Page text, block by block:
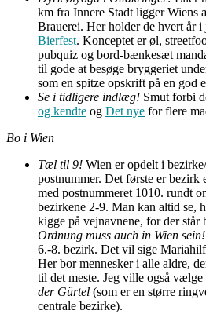
km fra Innere Stadt ligger Wiens
Brauerei. Her holder de hvert år i
Bierfest. Konceptet er øl,
pubquiz og bord-bænkesæt
til gode at besøge bryggeriet
som en spitze opskrift på en god
Se i tidligere indlæg! Smut forbi
og kendte og Det nye for flere
Bo i Wien
Tæl til 9! Wien er opdelt i
postnummer. Det første er bezirk
med postnummeret 1010. rundt
bezirkene 2-9. Man kan altid se,
kigge på vejnavnene, for der står
Ordnung muss auch in Wien sein!
6.-8. bezirk. Det vil sige
Her bor mennesker i alle aldre,
til det meste. Jeg ville også
der Gürtel (som er en større
centrale bezirke).